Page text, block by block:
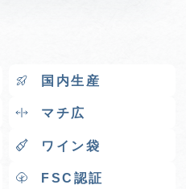
国内生産
マチ広
ワイン袋
FSC認証